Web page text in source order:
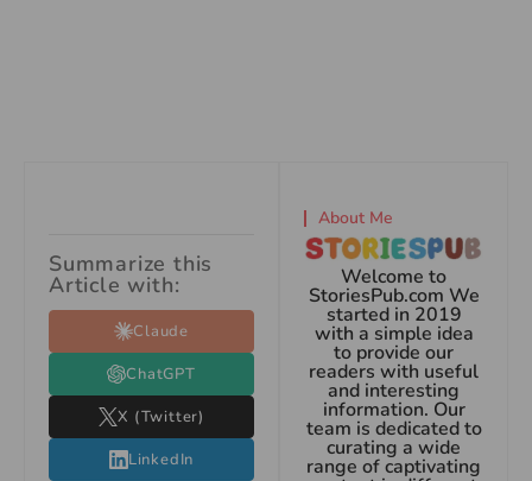
Summarize this
Article with:
Claude
ChatGPT
X (Twitter)
LinkedIn
About Me
Welcome to
StoriesPub.com We
started in 2019
with a simple idea
to provide our
readers with useful
and interesting
information. Our
team is dedicated to
curating a wide
range of captivating